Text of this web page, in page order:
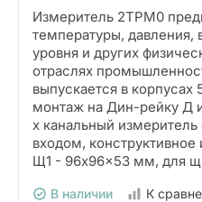
Измеритель 2ТРМ0
температуры, давления,
уровня и других
отраслях
выпускается в корпусах
монтаж на Дин-рейку
х канальный
входом,
Щ1 - 96x96x53 мм, для
В наличии К